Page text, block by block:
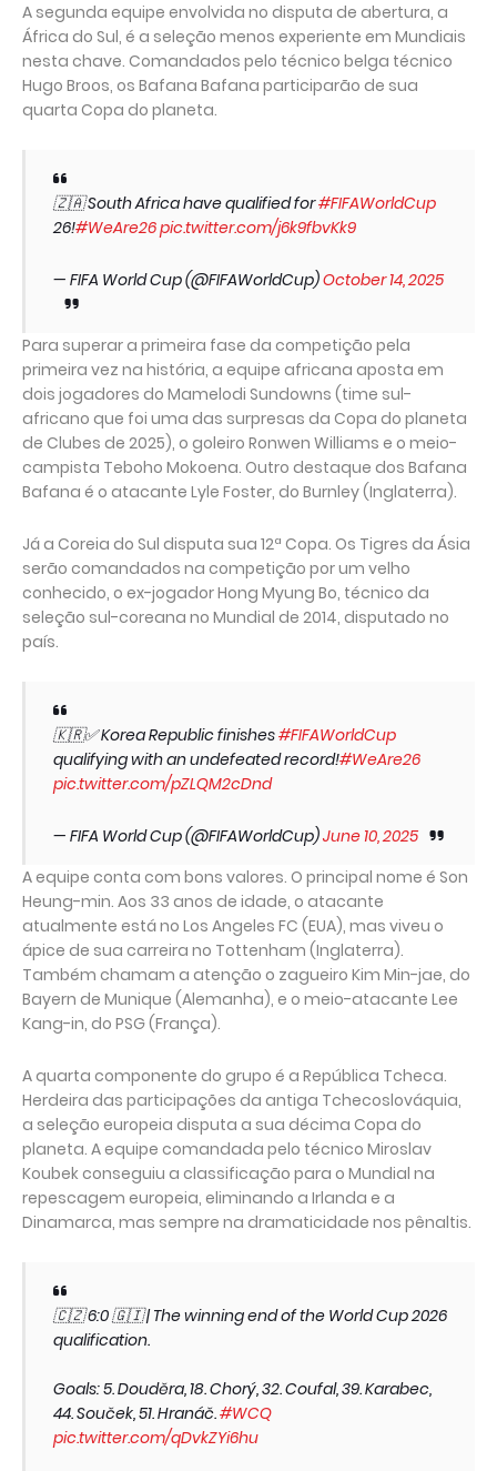
A segunda equipe envolvida no disputa de abertura, a
África do Sul, é a seleção menos experiente em Mundiais
nesta chave. Comandados pelo técnico belga técnico
Hugo Broos, os Bafana Bafana participarão de sua
quarta Copa do planeta.
🇿🇦 South Africa have qualified for#FIFAWorldCup
26!#WeAre26pic.twitter.com/j6k9fbvKk9
— FIFA World Cup (@FIFAWorldCup)October 14, 2025
Para superar a primeira fase da competição pela
primeira vez na história, a equipe africana aposta em
dois jogadores do Mamelodi Sundowns (time sul-
africano que foi uma das surpresas da Copa do planeta
de Clubes de 2025), o goleiro Ronwen Williams e o meio-
campista Teboho Mokoena. Outro destaque dos Bafana
Bafana é o atacante Lyle Foster, do Burnley (Inglaterra).
Já a Coreia do Sul disputa sua 12ª Copa. Os Tigres da Ásia
serão comandados na competição por um velho
conhecido, o ex-jogador Hong Myung Bo, técnico da
seleção sul-coreana no Mundial de 2014, disputado no
país.
🇰🇷✅ Korea Republic finishes#FIFAWorldCup
qualifying with an undefeated record!#WeAre26
pic.twitter.com/pZLQM2cDnd
— FIFA World Cup (@FIFAWorldCup)June 10, 2025
A equipe conta com bons valores. O principal nome é Son
Heung-min. Aos 33 anos de idade, o atacante
atualmente está no Los Angeles FC (EUA), mas viveu o
ápice de sua carreira no Tottenham (Inglaterra).
Também chamam a atenção o zagueiro Kim Min-jae, do
Bayern de Munique (Alemanha), e o meio-atacante Lee
Kang-in, do PSG (França).
A quarta componente do grupo é a República Tcheca.
Herdeira das participações da antiga Tchecoslováquia,
a seleção europeia disputa a sua décima Copa do
planeta. A equipe comandada pelo técnico Miroslav
Koubek conseguiu a classificação para o Mundial na
repescagem europeia, eliminando a Irlanda e a
Dinamarca, mas sempre na dramaticidade nos pênaltis.
🇨🇿 6:0 🇬🇮 | The winning end of the World Cup 2026
qualification.
Goals: 5. Douděra, 18. Chorý, 32. Coufal, 39. Karabec,
44. Souček, 51. Hranáč.#WCQ
pic.twitter.com/qDvkZYi6hu